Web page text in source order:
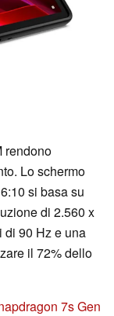
rendono
Lo schermo
si basa su
di 2.560 x
di 90 Hz e una
il 72% dello
7s Gen